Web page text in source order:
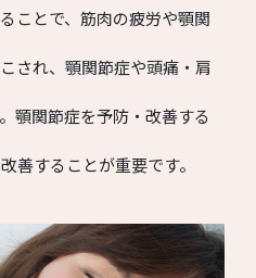
ことで、筋肉の疲労や顎関
され、顎関節症や頭痛・肩
顎関節症を予防・改善する
善することが重要です。